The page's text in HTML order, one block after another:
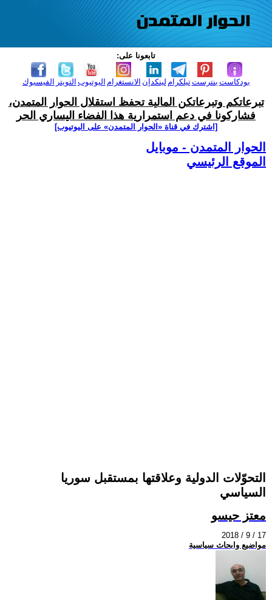
تابعونا على:
الفيسبوك التويتر اليوتيوب الانستغرام لينكدإن تيلكرامبنترست بودكاست
تبرعاتكم وتبرعاتكن المالية تحفظ استقلال الحوار المتمدن،
فشاركونا في دعم استمرارية هذا الفضاء اليساري الحر
[اشترك في قناة ‫«الحوار المتمدن» على اليوتيوب]
الحوار المتمدن - موبايل
الموقع الرئيسي
التحوّلات الدولية وعلاقتها بمستقبل سوريا
السياسي
معتز حيسو
2018 / 9 / 17
مواضيع وابحاث سياسية